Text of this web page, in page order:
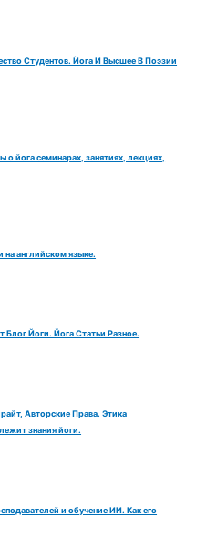
Студентов. Йога И Высшее В Поэзии
йога семинарах, занятиях, лекциях,
английском языке.
Йоги. Йога Статьи Разное.
Авторские Права. Этика
знания йоги.
и обучение ИИ. Как его